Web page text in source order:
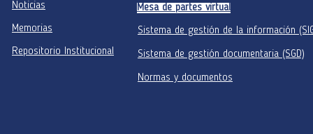
Noticias
Memorias
Repositorio Institucional
Mesa de partes virtual
Sistema de gestión de la información
Sistema de gestión documentaria (SGD)
Normas y documentos